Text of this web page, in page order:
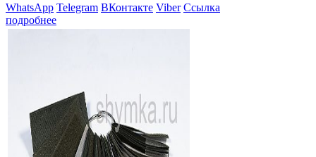
WhatsApp Telegram ВКонтакте Viber Ссылка
подробнее